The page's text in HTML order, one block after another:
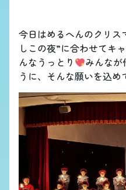
今日はめるへんのクリ
しこの夜”に合わせてキ
んなうっとり
みんなが
うに、そんな願いを込め